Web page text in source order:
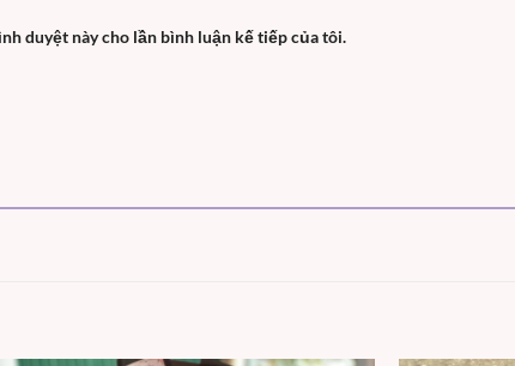
duyệt này cho lần bình luận kế tiếp của tôi.